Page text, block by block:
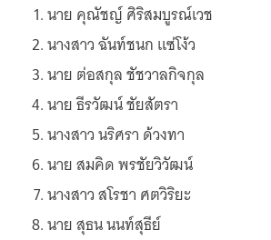
Making Data Visible
Thai PBS Verify
ตรวจสอบข่าวปลอม คัดกรองข่าวจริง
นาย คุณัชญ์ ศิริสมบูรณ์เวช
นางสาว ฉันท์ชนก แซ่โง้ว
นาย ต่อสกุล ชัชวาลกิจกุล
นาย ธีรวัฒน์ ชัยสัตรา
นางสาว นริศรา ด้วงทา
นาย สมคิด พรชัยวิวัฒน์
นางสาว สโรชา ศตวิริยะ
นาย สุธน นนท์สุธีย์